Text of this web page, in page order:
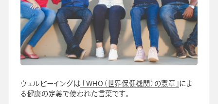
ウェルビーイングは 「WHO（世界保健機関）の憲章」によ
る健康の定義で使われた言葉です。